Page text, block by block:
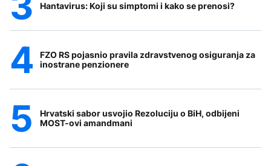
Hantavirus: Koji su simptomi i kako se prenosi?
FZO RS pojasnio pravila zdravstvenog osiguranja za
inostrane penzionere
Hrvatski sabor usvojio Rezoluciju o BiH, odbijeni
MOST-ovi amandmani